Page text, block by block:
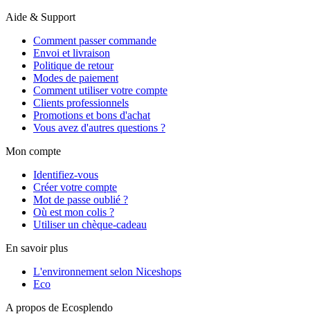
Aide & Support
Comment passer commande
Envoi et livraison
Politique de retour
Modes de paiement
Comment utiliser votre compte
Clients professionnels
Promotions et bons d'achat
Vous avez d'autres questions ?
Mon compte
Identifiez-vous
Créer votre compte
Mot de passe oublié ?
Où est mon colis ?
Utiliser un chèque-cadeau
En savoir plus
L'environnement selon Niceshops
Eco
A propos de Ecosplendo